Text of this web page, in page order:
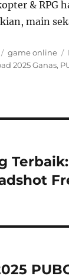
& RPG
main
Categories
game online
2025 Ganas,